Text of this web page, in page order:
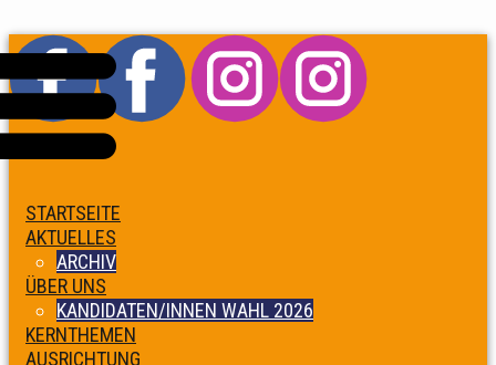
STARTSEITE
AKTUELLES
ARCHIV
ÜBER UNS
KANDIDATEN/INNEN WAHL 2026
KERNTHEMEN
AUSRICHTUNG